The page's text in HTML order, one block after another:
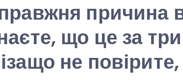
причина
що це за
не